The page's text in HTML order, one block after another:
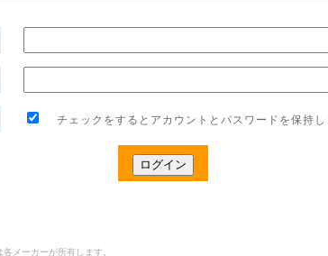
チェックをするとアカウントとパスワードを保持し
メーカーが所有します。